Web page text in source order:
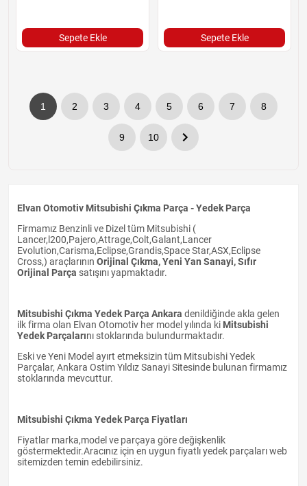
Sepete Ekle Sepete Ekle
1 2 3 4 5 6 7 8
9 10
Elvan Otomotiv Mitsubishi Çıkma Parça - Yedek Parça
Firmamız Benzinli ve Dizel tüm Mitsubishi (
Lancer,l200,Pajero,Attrage,Colt,Galant,Lancer
Evolution,Carisma,Eclipse,Grandis,Space Star,ASX,Eclipse
Cross,) araçlarının Orijinal Çıkma, Yeni Yan Sanayi, Sıfır
Orijinal Parça satışını yapmaktadır.
Mitsubishi Çıkma Yedek Parça Ankara denildiğinde akla gelen
ilk firma olan Elvan Otomotiv her model yılında ki Mitsubishi
Yedek Parçalarını stoklarında bulundurmaktadır.
Eski ve Yeni Model ayırt etmeksizin tüm Mitsubishi Yedek
Parçalar, Ankara Ostim Yıldız Sanayi Sitesinde bulunan firmamız
stoklarında mevcuttur.
Mitsubishi Çıkma Yedek Parça Fiyatları
Fiyatlar marka,model ve parçaya göre değişkenlik
göstermektedir.Aracınız için en uygun fiyatlı yedek parçaları web
sitemizden temin edebilirsiniz.